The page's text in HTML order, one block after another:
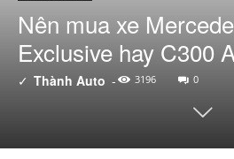
Nên mua xe
Exclusive hay C300
✓ Thành Auto - 3196 0